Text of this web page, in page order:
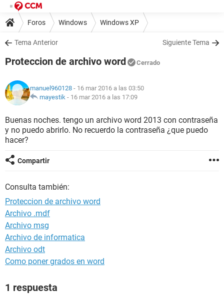
Foros Windows Windows XP
Tema Anterior Siguiente Tema
Proteccion de archivo word Cerrado
manuel960128 - 16 mar 2016 a las 03:50
mayestik - 16 mar 2016 a las 17:09
Buenas noches. tengo un archivo word 2013 con contraseña
y no puedo abrirlo. No recuerdo la contraseña ¿que puedo
hacer?
Compartir
Consulta también:
Proteccion de archivo word
Archivo .mdf
Archivo msg
Archivo de informatica
Archivo odt
Como poner grados en word
1 respuesta